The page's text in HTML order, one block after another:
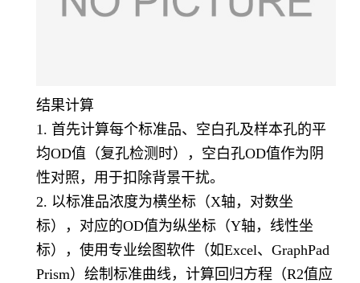
结果计算
1. 首先计算每个标准品、空白孔及样本孔的平
均OD值（复孔检测时），空白孔OD值作为阴
性对照，用于扣除背景干扰。
2. 以标准品浓度为横坐标（X轴，对数坐
标），对应的OD值为纵坐标（Y轴，线性坐
标），使用专业绘图软件（如Excel、GraphPad
Prism）绘制标准曲线，计算回归方程（R2值应